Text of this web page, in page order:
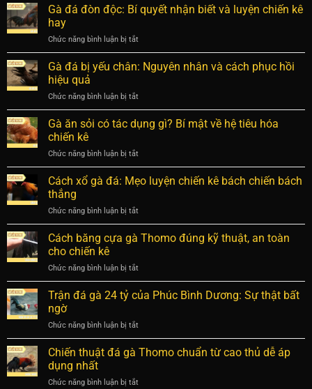
bền
hóc
dân
chơi
tạo
gà
cựa
chuẩn
xác
hữu
chiến
kê
Gà đá đòn độc: Bí quyết nhận biết và luyện chiến kê
hay
Chức năng bình luận bị tắtở
Gà
đá
đòn
Bí
quyết
nhận
luyện
chiến
kê
Gà đá bị yếu chân: Nguyên nhân và cách phục hồi
hiệu quả
Chức năng bình luận bị tắtở
Gà
đá
bị
chân:
Nguyên
nhân
phục
hồi
hiệu
Gà ăn sỏi có tác dụng gì? Bí mật về hệ tiêu hóa
chiến kê
Chức năng bình luận bị tắtở
Gà
ăn
sỏi
tác
dụng
gì?
về
hệ
tiêu
Cách xổ gà đá: Mẹo luyện chiến kê bách chiến bách
thắng
Chức năng bình luận bị tắtở
Cách
xổ
Mẹo
luyện
chiến
chiến
bách
thắng
Cách băng cựa gà Thomo đúng kỹ thuật, an toàn
cho chiến kê
Chức năng bình luận bị tắtở
Cách
băng
Thomo
đúng
kỹ
toàn
Trận đá gà 24 tỷ của Phúc Bình Dương: Sự thật bất
ngờ
Chức năng bình luận bị tắtở
Trận
đá
tỷ
Chiến thuật đá gà Thomo chuẩn từ cao thủ dễ áp
dụng nhất
Chức năng bình luận bị tắtở